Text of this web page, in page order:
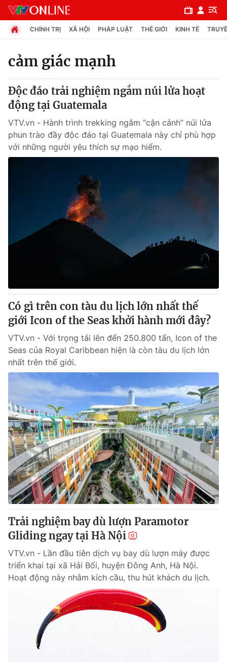
Chuyên mục
Chính trị
Xã hội
Pháp luật
Tin tức
Kinh tế
Thị trường
Góc doanh nghiệp
Truyền hình
Phim VTV
Hậu trường
Nhân vật
Khán giả
Giải sao mai
Giải trí
Điện ảnh
Âm nhạc
Đời sống
Làm đẹp
Chất lượng cuộc sống
Giáo dục
Tuyển sinh
Học trực tuyến
Công nghệ
Hitech Công nghệ tương lai
Sản phẩm
Thị trường
Tư vấn
Giao lưu trực tuyến
Lịch phát sóng
Chuyên mục khác
Emagazine Podcast
Photo Infographic
Shorts video
VTV Money VTV Thể thao
CHÍNH TRỊ XÃ HỘI PHÁP LUẬT THẾ GIỚI KINH TẾ
cảm giác mạnh
Độc đáo trải nghiệm ngắm núi lửa hoạt
động tại Guatemala
VTV.vn - Hành trình trekking ngắm “cận cảnh” núi lửa
phun trào đầy độc đáo tại Guatemala này chỉ phù hợp
với những người yêu thích sự mạo hiểm.
Có gì trên con tàu du lịch lớn nhất thế
giới Icon of the Seas khởi hành mới đây?
VTV.vn - Với trọng tải lên đến 250.800 tấn, Icon of the
Seas của Royal Caribbean hiện là còn tàu du lịch lớn
nhất trên thế giới.
Trải nghiệm bay dù lượn Paramotor
Gliding ngay tại Hà Nội
VTV.vn - Lần đầu tiên dịch vụ bay dù lượn máy được
triển khai tại xã Hải Bối, huyện Đông Anh, Hà Nội.
Hoạt động này nhằm kích cầu, thu hút khách du lịch.